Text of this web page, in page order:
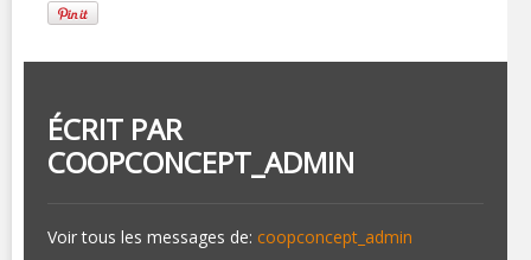
ÉCRIT PAR
COOPCONCEPT_ADMIN
Voir tous les messages de: coopconcept_admin